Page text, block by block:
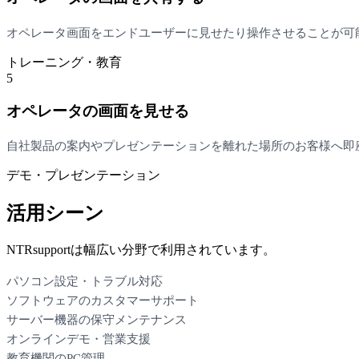
オペレータ画面をエンドユーザーに見せたり操作させることが可
トレーニング・教育
5
オペレータの画面を見せる
自社製品の案内やプレゼンテーションを離れた場所のお客様へ即
デモ・プレゼンテーション
活用シーン
NTRsupportは幅広い分野で利用されています。
パソコン設定・トラブル対応
ソフトウェアのカスタマーサポート
サーバー機器の保守メンテナンス
オンラインデモ・営業支援